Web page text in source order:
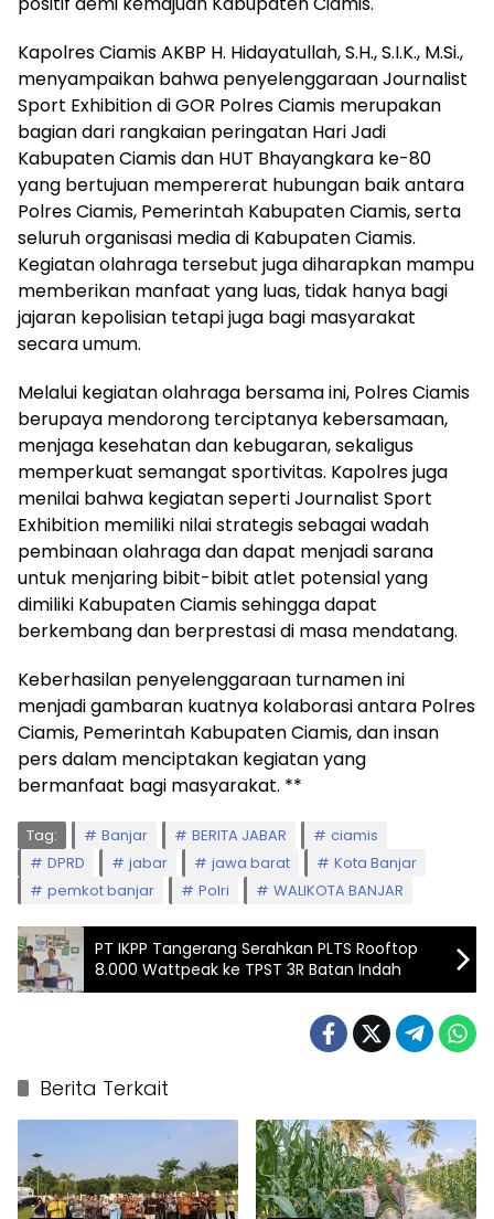
Kapolres Ciamis AKBP H. Hidayatullah, S.H., S.I.K., M.Si.,
menyampaikan bahwa penyelenggaraan Journalist
Sport Exhibition di GOR Polres Ciamis merupakan
bagian dari rangkaian peringatan Hari Jadi
Kabupaten Ciamis dan HUT Bhayangkara ke-80
yang bertujuan mempererat hubungan baik antara
Polres Ciamis, Pemerintah Kabupaten Ciamis, serta
seluruh organisasi media di Kabupaten Ciamis.
Kegiatan olahraga tersebut juga diharapkan mampu
memberikan manfaat yang luas, tidak hanya bagi
jajaran kepolisian tetapi juga bagi masyarakat
secara umum.
Melalui kegiatan olahraga bersama ini, Polres Ciamis
berupaya mendorong terciptanya kebersamaan,
menjaga kesehatan dan kebugaran, sekaligus
memperkuat semangat sportivitas. Kapolres juga
menilai bahwa kegiatan seperti Journalist Sport
Exhibition memiliki nilai strategis sebagai wadah
pembinaan olahraga dan dapat menjadi sarana
untuk menjaring bibit-bibit atlet potensial yang
dimiliki Kabupaten Ciamis sehingga dapat
berkembang dan berprestasi di masa mendatang.
Keberhasilan penyelenggaraan turnamen ini
menjadi gambaran kuatnya kolaborasi antara Polres
Ciamis, Pemerintah Kabupaten Ciamis, dan insan
pers dalam menciptakan kegiatan yang
bermanfaat bagi masyarakat. **
Tag: Banjar BERITA JABAR
ciamis
DPRD
jabar jawa barat
Kota Banjar
pemkot banjar
Polri WALIKOTA BANJAR
PT IKPP Tangerang Serahkan PLTS Rooftop
8.000 Wattpeak ke TPST 3R Batan Indah
Berita Terkait